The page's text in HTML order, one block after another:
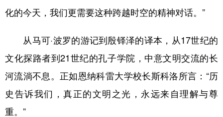
化的今天，我们更需要这种跨越时空的精神对话。”
从马可·波罗的游记到殷铎泽的译本，从17世纪的
文化探路者到21世纪的孔子学院，中意文明交流的长
河流淌不息。正如恩纳科雷大学校长斯科洛所言：“历
史告诉我们，真正的文明之光，永远来自理解与尊
重。”